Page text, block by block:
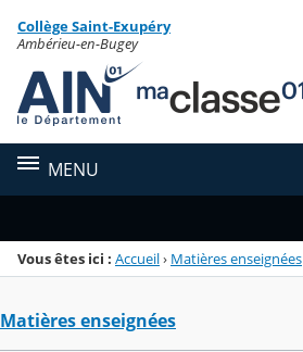
Menu de la rubrique
Contenu
Collège Saint-Exupéry
Ambérieu-en-Bugey
MENU
Vous êtes ici : Accueil› Matières enseignées
Matières enseignées